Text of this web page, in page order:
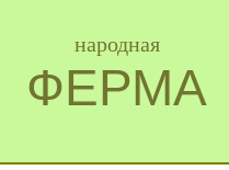
народная
ФЕРМА